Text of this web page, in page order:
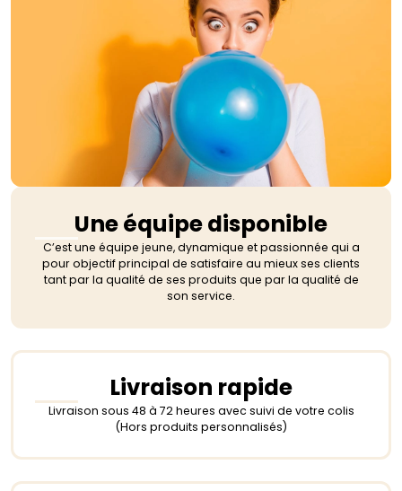
Une équipe disponible
C’est une équipe jeune, dynamique et passionnée qui a
pour objectif principal de satisfaire au mieux ses clients
tant par la qualité de ses produits que par la qualité de
son service.
Livraison rapide
Livraison sous 48 à 72 heures avec suivi de votre colis
(Hors produits personnalisés)